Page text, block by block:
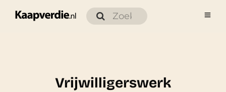
Vrijwilligerswerk